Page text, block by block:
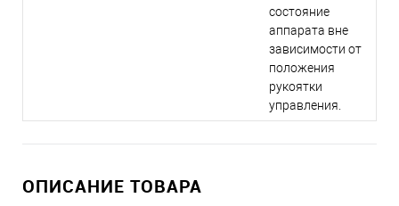
состояние
аппарата вне
зависимости от
положения
рукоятки
управления.
ОПИСАНИЕ ТОВАРА